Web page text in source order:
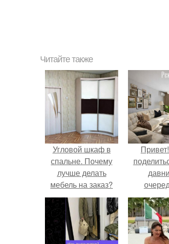
Читайте также
Угловой шкаф в
спальне. Почему
лучше делать
мебель на заказ?